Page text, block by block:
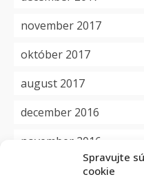
Spravujte
cookie
november 2017
október 2017
august 2017
december 2016
november 2016